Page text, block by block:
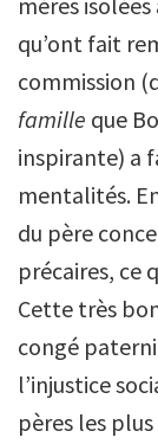
qu’ont fait
commission
famille que
inspirante) a
mentalités.
du père
précaires, ce
Cette très
congé
l’injustice
pères les